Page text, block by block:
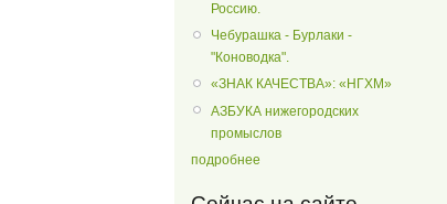
Россию.
Чебурашка - Бурлаки -
"Коноводка".
«ЗНАК КАЧЕСТВА»: «НГХМ»
АЗБУКА нижегородских
промыслов
подробнее